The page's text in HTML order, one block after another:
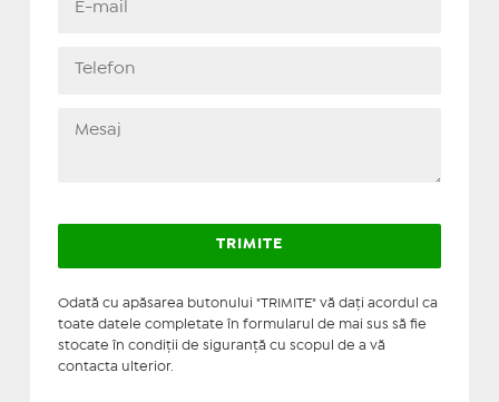
Odată cu apăsarea butonului "TRIMITE" vă daţi acordul ca
toate datele completate în formularul de mai sus să fie
stocate în condiţii de siguranţă cu scopul de a vă
contacta ulterior.